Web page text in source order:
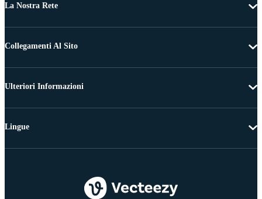
La Nostra Rete
Collegamenti Al Sito
Ulteriori Informazioni
Lingue